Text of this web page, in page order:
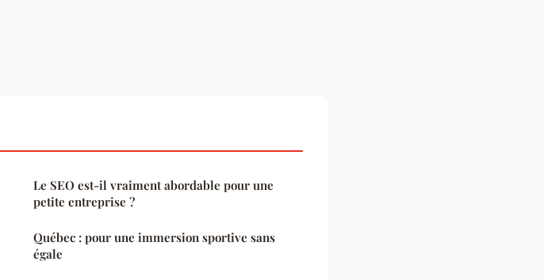
Le SEO est-il vraiment abordable pour une
petite entreprise ?
Québec : pour une immersion sportive sans
égale